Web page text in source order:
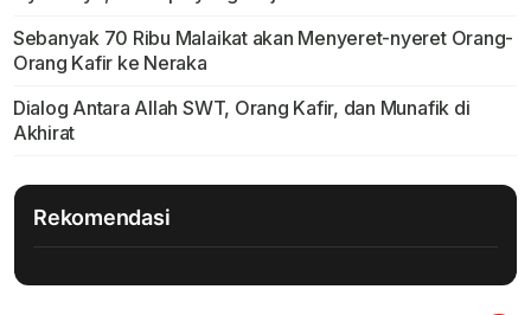
Sebanyak 70 Ribu Malaikat akan Menyeret-nyeret Orang-
Orang Kafir ke Neraka
Dialog Antara Allah SWT, Orang Kafir, dan Munafik di
Akhirat
Rekomendasi